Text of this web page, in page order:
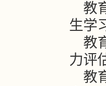
教
生学
教
力评
教